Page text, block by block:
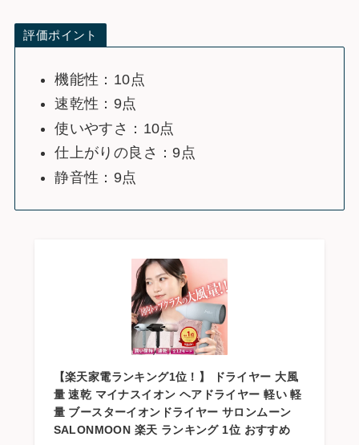
評価ポイント
機能性：10点
速乾性：9点
使いやすさ：10点
仕上がりの良さ：9点
静音性：9点
【楽天家電ランキング1位！】 ドライヤー 大風
量 速乾 マイナスイオン ヘアドライヤー 軽い 軽
量 ブースターイオンドライヤー サロンムーン
SALONMOON 楽天 ランキング 1位 おすすめ